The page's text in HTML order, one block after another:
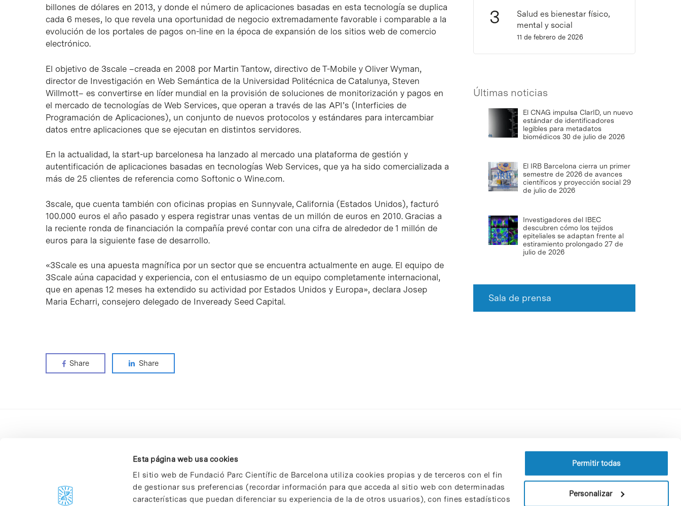
Esta página web usa cookies
El sitio web de Fundació Parc Científic de Barcelona utiliza cookies propias y de terceros con el fin
de gestionar sus preferencias (recordar información para que acceda al sitio web con determinadas
características que puedan diferenciar su experiencia de la de otros usuarios), con fines estadísticos
Permitir todas
Personalizar
billones de dólares en 2013, y donde el número de aplicaciones basadas en esta tecnología se duplica
cada 6 meses, lo que revela una oportunidad de negocio extremadamente favorable i comparable a la
evolución de los portales de pagos on-line en la época de expansión de los sitios web de comercio
electrónico.
El objetivo de 3scale –creada en 2008 por Martin Tantow, directivo de T-Mobile y Oliver Wyman,
director de Investigación en Web Semántica de la Universidad Politécnica de Catalunya, Steven
Willmott– es convertirse en líder mundial en la provisión de soluciones de monitorización y pagos en
el mercado de tecnologías de Web Services, que operan a través de las API’s (Interficies de
Programación de Aplicaciones), un conjunto de nuevos protocolos y estándares para intercambiar
datos entre aplicaciones que se ejecutan en distintos servidores.
En la actualidad, la start-up barcelonesa ha lanzado al mercado una plataforma de gestión y
autentificación de aplicaciones basadas en tecnologías Web Services, que ya ha sido comercializada a
más de 25 clientes de referencia como Softonic o Wine.com.
3scale, que cuenta también con oficinas propias en Sunnyvale, California (Estados Unidos), facturó
100.000 euros el año pasado y espera registrar unas ventas de un millón de euros en 2010. Gracias a
la reciente ronda de financiación la compañía prevé contar con una cifra de alrededor de 1 millón de
euros para la siguiente fase de desarrollo.
«3Scale es una apuesta magnífica por un sector que se encuentra actualmente en auge. El equipo de
3Scale aúna capacidad y experiencia, con el entusiasmo de un equipo completamente internacional,
que en apenas 12 meses ha extendido su actividad por Estados Unidos y Europa», declara Josep
Maria Echarri, consejero delegado de Inveready Seed Capital.
Share Share
Salud es bienestar físico,
mental y social
11 de febrero de 2026
Últimas noticias
El CNAG impulsa ClarID, un nuevo
estándar de identificadores
legibles para metadatos
biomédicos 30 de julio de 2026
El IRB Barcelona cierra un primer
semestre de 2026 de avances
científicos y proyección social 29
de julio de 2026
Investigadores del IBEC
descubren cómo los tejidos
epiteliales se adaptan frente al
estiramiento prolongado 27 de
julio de 2026
Sala de prensa
C/Baldiri Reixac, 4-12 i 15
Perfil del contratante
Política de privacidad
Aviso Legal
Política de cookies
Patrones y patrocinadores